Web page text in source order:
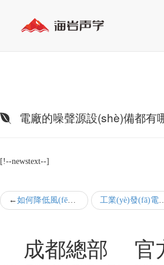
電廠的噪聲源設(shè)備都有
[!--newstext--]
如何降低風(fēng)機(jī)噪音 工業(yè)發(fā)電機(jī)房的
成都總部 官